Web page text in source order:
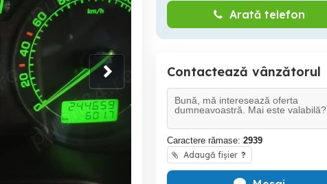
Arată telefon
Contactează vânzătorul
Caractere rămase: 2939
Adaugă fișier ?